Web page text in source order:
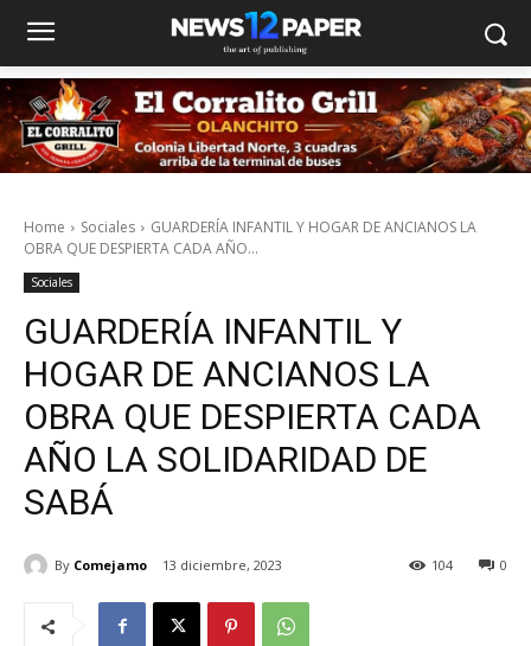
Home Sociales
GUARDERÍA INFANTIL Y HOGAR DE ANCIANOS LA
OBRA QUE DESPIERTA CADA AÑO...
Sociales
GUARDERÍA INFANTIL Y
HOGAR DE ANCIANOS LA
OBRA QUE DESPIERTA CADA
AÑO LA SOLIDARIDAD DE
SABÁ
By Comejamo 13 diciembre, 2023 0
104